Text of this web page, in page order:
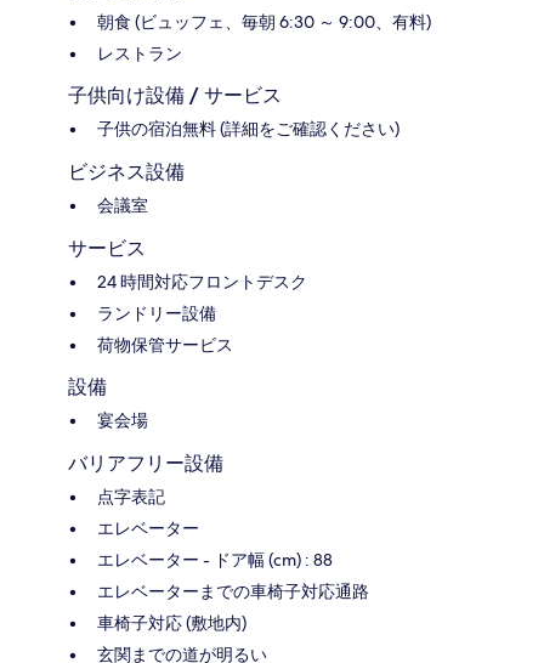
朝食 (ビュッフェ、毎朝 6:30 ～ 9:00、有料)
レストラン
子供向け設備 / サービス
子供の宿泊無料 (詳細をご確認ください)
ビジネス設備
会議室
サービス
24 時間対応フロントデスク
ランドリー設備
荷物保管サービス
設備
宴会場
バリアフリー設備
点字表記
エレベーター
エレベーター - ドア幅 (cm) : 88
エレベーターまでの車椅子対応通路
車椅子対応 (敷地内)
玄関までの道が明るい